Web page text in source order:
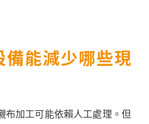
備能減少哪些現
布加工可能依賴人工處理。但